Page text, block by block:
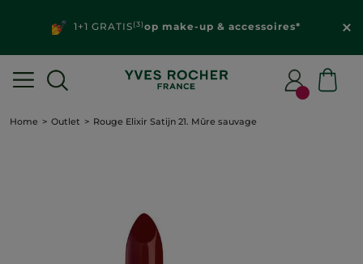
1+1 GRATIS(3)op make-up & accessoires*
Home Outlet Rouge Elixir Satijn 21. Mûre sauvage